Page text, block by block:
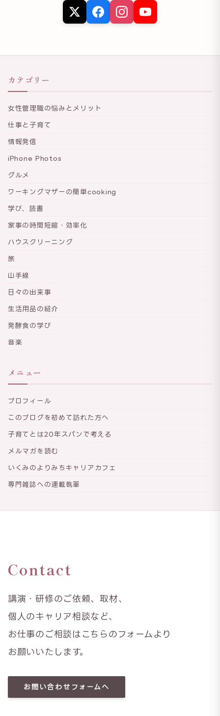
カテゴリー
女性管理職の悩みとメリット
仕事と子育て
情報発信
iPhone Photos
グルメ
ワーキングマザーの簡単cooking
学び、読書
家事の時間短縮・効率化
ハウスクリーニング
旅
山手線
日々の出来事
生活用品の紹介
発酵食の学び
音楽
メニュー
プロフィール
このブログを初めて訪れた方へ
子育てとは20年スパンで考える
メルマガを読む
いくみのよりみちキャリアカフェ
専門雑誌への連載執筆
Contact
講演・研修のご依頼、取材、
個人のキャリア相談など、
お仕事のご相談はこちらのフォームより
お願いいたします。
お問い合わせフォームへ